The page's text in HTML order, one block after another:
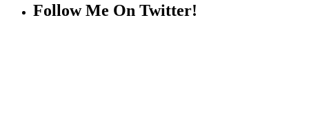
Follow Me On Twitter!